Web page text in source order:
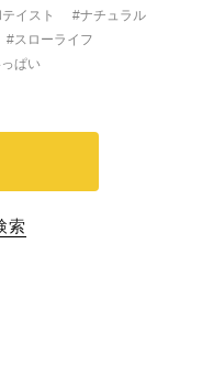
イスト
#ナチュラル
#スローライフ
ぱい
索